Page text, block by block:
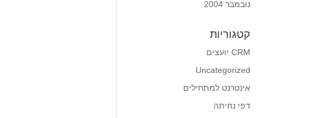
נובמבר 2004
קטגוריות
CRM יועצים
Uncategorized
אינטרנט למתחילים
דפי נחיתה